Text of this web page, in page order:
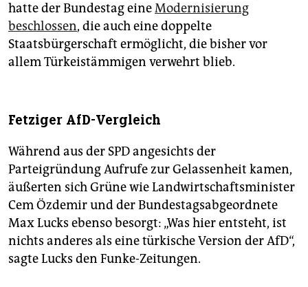
hatte der Bundestag eineModernisierung
beschlossen, die auch eine doppelte
Staatsbürgerschaft ermöglicht, die bisher vor
allem Türkeistämmigen verwehrt blieb.
Fetziger AfD-Vergleich
Während aus der SPD angesichts der
Parteigründung Aufrufe zur Gelassenheit kamen,
äußerten sich Grüne wie Landwirtschaftsminister
Cem Özdemir und der Bundestagsabgeordnete
Max Lucks ebenso besorgt: „Was hier entsteht, ist
nichts anderes als eine türkische Version der AfD“,
sagte Lucks den Funke-Zeitungen.